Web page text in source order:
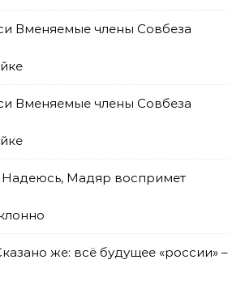
Вменяемые члены Совбеза
Вменяемые члены Совбеза
Надеюсь, Мадяр воспримет
же: всё будущее «россии» –